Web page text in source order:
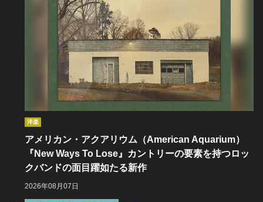
洋楽
アメリカン・アクアリウム（American Aquarium）
『New Ways To Lose』カントリーの要素を持つロッ
クバンドの面目躍如たる新作
2026年08月07日